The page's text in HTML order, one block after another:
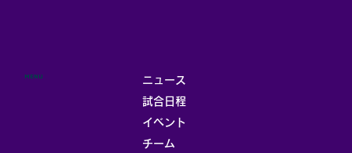
ニュース
試合日程
イベント
チーム
MENU